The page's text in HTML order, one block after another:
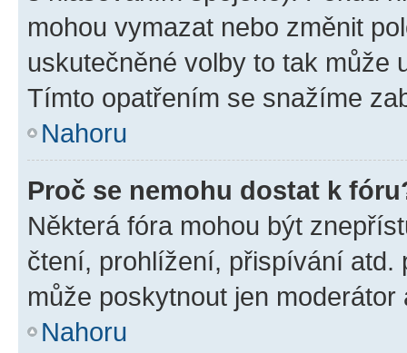
mohou vymazat nebo změnit
uskutečněné volby to tak může
Tímto opatřením se snažíme
Nahoru
Proč se nemohu dostat k
Některá fóra mohou být
čtení, prohlížení, přispívání atd.
může poskytnout jen
Nahoru